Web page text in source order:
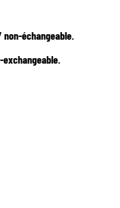
échangeable.